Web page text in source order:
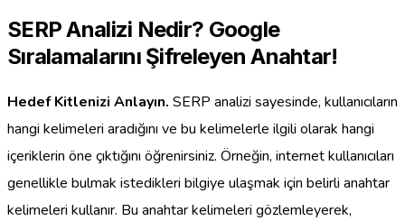
SERP Analizi Nedir? Google
Sıralamalarını Şifreleyen Anahtar!
Hedef Kitlenizi Anlayın. SERP analizi sayesinde, kullanıcıların
hangi kelimeleri aradığını ve bu kelimelerle ilgili olarak hangi
içeriklerin öne çıktığını öğrenirsiniz. Örneğin, internet kullanıcıları
genellikle bulmak istedikleri bilgiye ulaşmak için belirli anahtar
kelimeleri kullanır. Bu anahtar kelimeleri gözlemleyerek,